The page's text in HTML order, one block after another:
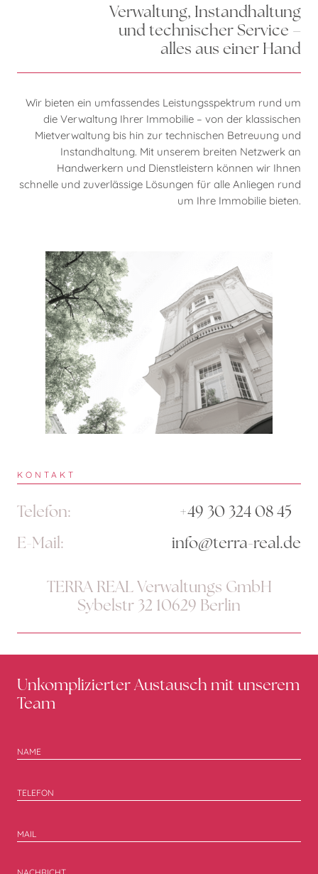
Verwaltung, Instandhaltung
und technischer Service –
alles aus einer Hand
Wir bieten ein umfassendes Leistungsspektrum rund um
die Verwaltung Ihrer Immobilie – von der klassischen
Mietverwaltung bis hin zur technischen Betreuung und
Instandhaltung. Mit unserem breiten Netzwerk an
Handwerkern und Dienstleistern können wir Ihnen
schnelle und zuverlässige Lösungen für alle Anliegen rund
um Ihre Immobilie bieten.
KONTAKT
Telefon:
+49 30 324 08 45
E-Mail:
info@terra-real.de
TERRA REAL Verwaltungs GmbH
Sybelstr 32 10629 Berlin
Unkomplizierter Austausch mit unserem
Team